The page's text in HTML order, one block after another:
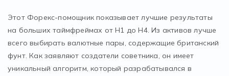
Этот Форекс-помощник показывает лучшие результаты
на больших таймфреймах от Н1 до Н4. Из активов лучше
всего выбирать валютные пары, содержащие британский
фунт. Как заявляют создатели советника, он имеет
уникальный алгоритм, который разрабатывался в